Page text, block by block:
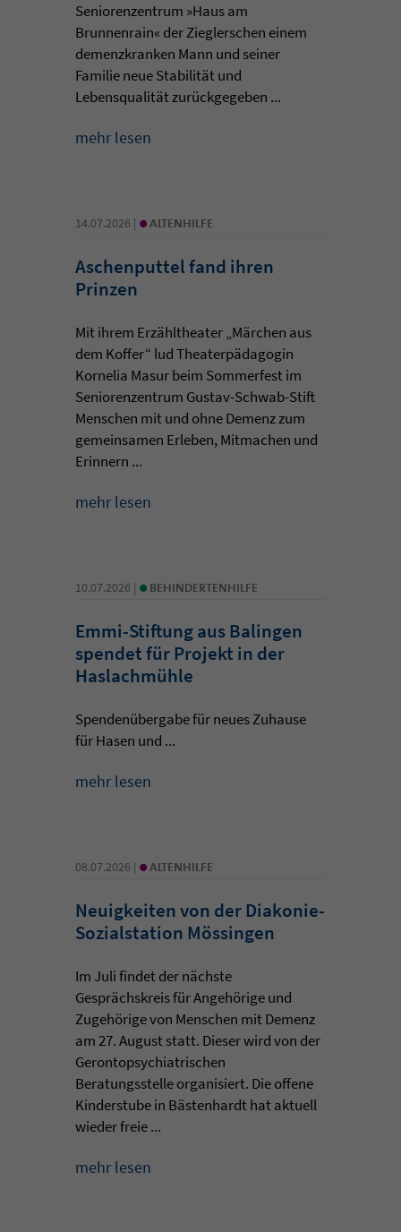
Seniorenzentrum »Haus am
Brunnenrain« der Zieglerschen einem
demenzkranken Mann und seiner
Familie neue Stabilität und
Lebensqualität zurückgegeben ...
mehr lesen
14.07.2026 | • ALTENHILFE
Aschenputtel fand ihren
Prinzen
Mit ihrem Erzähltheater „Märchen aus
dem Koffer“ lud Theaterpädagogin
Kornelia Masur beim Sommerfest im
Seniorenzentrum Gustav-Schwab-Stift
Menschen mit und ohne Demenz zum
gemeinsamen Erleben, Mitmachen und
Erinnern ...
mehr lesen
10.07.2026 | • BEHINDERTENHILFE
Emmi-Stiftung aus Balingen
spendet für Projekt in der
Haslachmühle
Spendenübergabe für neues Zuhause
für Hasen und ...
mehr lesen
08.07.2026 | • ALTENHILFE
Neuigkeiten von der Diakonie-
Sozialstation Mössingen
Im Juli findet der nächste
Gesprächskreis für Angehörige und
Zugehörige von Menschen mit Demenz
am 27. August statt. Dieser wird von der
Gerontopsychiatrischen
Beratungsstelle organisiert. Die offene
Kinderstube in Bästenhardt hat aktuell
wieder freie ...
mehr lesen